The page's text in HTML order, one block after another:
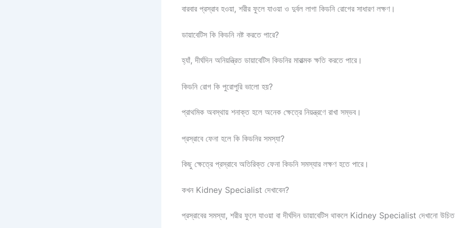
বারবার প্রস্রাব হওয়া, শরীর ফুলে যাওয়া ও দুর্বল লাগা কিডনি রোগের সাধারণ লক্ষণ।
ডায়াবেটিস কি কিডনি নষ্ট করতে পারে?
হ্যাঁ, দীর্ঘদিন অনিয়ন্ত্রিত ডায়াবেটিস কিডনির মারাত্মক ক্ষতি করতে পারে।
কিডনি রোগ কি পুরোপুরি ভালো হয়?
প্রাথমিক অবস্থায় শনাক্ত হলে অনেক ক্ষেত্রে নিয়ন্ত্রণে রাখা সম্ভব।
প্রস্রাবে ফেনা হলে কি কিডনির সমস্যা?
কিছু ক্ষেত্রে প্রস্রাবে অতিরিক্ত ফেনা কিডনি সমস্যার লক্ষণ হতে পারে।
কখন Kidney Specialist দেখাবেন?
প্রস্রাবের সমস্যা, শরীর ফুলে যাওয়া বা দীর্ঘদিন ডায়াবেটিস থাকলে Kidney Specialist দেখানো